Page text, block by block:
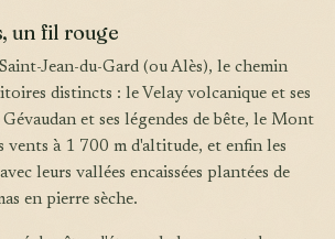
un fil rouge
distincts : le Velay volcanique et ses
et ses légendes de bête, le Mont
vents à 1 700 m d'altitude, et enfin les
leurs vallées encaissées plantées de
en pierre sèche.